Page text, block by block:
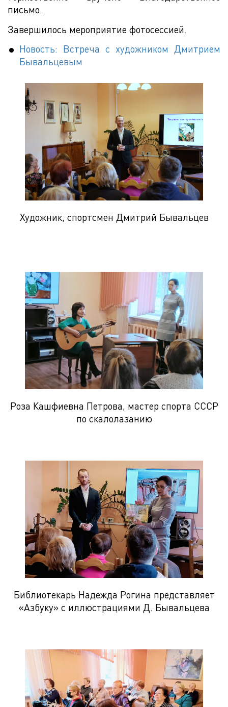
письмо.
Завершилось мероприятие фотосессией.
Новость: Встреча с художником Дмитрием
Бывальцевым
Художник, спортсмен Дмитрий Бывальцев
Роза Кашфиевна Петрова, мастер спорта СССР
по скалолазанию
Библиотекарь Надежда Рогина представляет
«Азбуку» с иллюстрациями Д. Бывальцева